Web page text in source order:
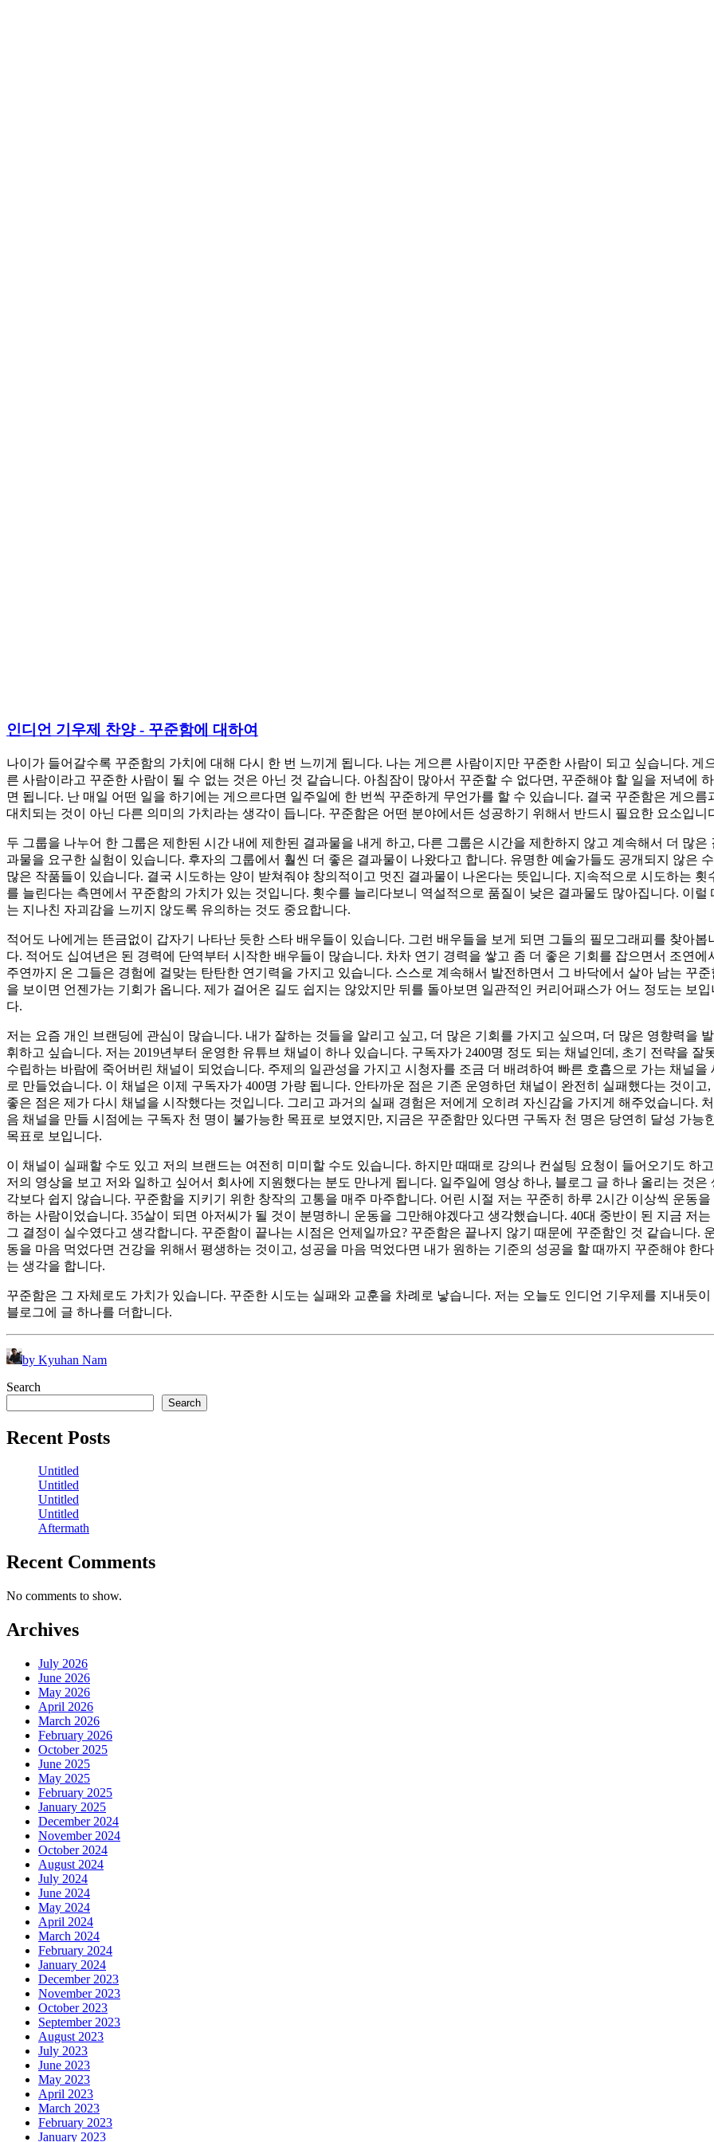
인디언 기우제 찬양 - 꾸준함에 대하여
나이가 들어갈수록 꾸준함의 가치에 대해 다시 한 번 느끼게 됩니다. 나는 게으른 사람이지만 꾸준한 사람이 되고 싶습니다. 게
른 사람이라고 꾸준한 사람이 될 수 없는 것은 아닌 것 같습니다. 아침잠이 많아서 꾸준할 수 없다면, 꾸준해야 할 일을 저녁에 하
면 됩니다. 난 매일 어떤 일을 하기에는 게으르다면 일주일에 한 번씩 꾸준하게 무언가를 할 수 있습니다. 결국 꾸준함은 게으름
대치되는 것이 아닌 다른 의미의 가치라는 생각이 듭니다. 꾸준함은 어떤 분야에서든 성공하기 위해서 반드시 필요한 요소입니
두 그룹을 나누어 한 그룹은 제한된 시간 내에 제한된 결과물을 내게 하고, 다른 그룹은 시간을 제한하지 않고 계속해서 더 많은
과물을 요구한 실험이 있습니다. 후자의 그룹에서 훨씬 더 좋은 결과물이 나왔다고 합니다. 유명한 예술가들도 공개되지 않은 수
많은 작품들이 있습니다. 결국 시도하는 양이 받쳐줘야 창의적이고 멋진 결과물이 나온다는 뜻입니다. 지속적으로 시도하는 횟
를 늘린다는 측면에서 꾸준함의 가치가 있는 것입니다. 횟수를 늘리다보니 역설적으로 품질이 낮은 결과물도 많아집니다. 이럴
는 지나친 자괴감을 느끼지 않도록 유의하는 것도 중요합니다.
적어도 나에게는 뜬금없이 갑자기 나타난 듯한 스타 배우들이 있습니다. 그런 배우들을 보게 되면 그들의 필모그래피를 찾아봅
다. 적어도 십여년은 된 경력에 단역부터 시작한 배우들이 많습니다. 차차 연기 경력을 쌓고 좀 더 좋은 기회를 잡으면서 조연에
주연까지 온 그들은 경험에 걸맞는 탄탄한 연기력을 가지고 있습니다. 스스로 계속해서 발전하면서 그 바닥에서 살아 남는 꾸준
을 보이면 언젠가는 기회가 옵니다. 제가 걸어온 길도 쉽지는 않았지만 뒤를 돌아보면 일관적인 커리어패스가 어느 정도는 보입
다.
저는 요즘 개인 브랜딩에 관심이 많습니다. 내가 잘하는 것들을 알리고 싶고, 더 많은 기회를 가지고 싶으며, 더 많은 영향력을 발
휘하고 싶습니다. 저는 2019년부터 운영한 유튜브 채널이 하나 있습니다. 구독자가 2400명 정도 되는 채널인데, 초기 전략을 잘
수립하는 바람에 죽어버린 채널이 되었습니다. 주제의 일관성을 가지고 시청자를 조금 더 배려하여 빠른 호흡으로 가는 채널을
로 만들었습니다. 이 채널은 이제 구독자가 400명 가량 됩니다. 안타까운 점은 기존 운영하던 채널이 완전히 실패했다는 것이고,
좋은 점은 제가 다시 채널을 시작했다는 것입니다. 그리고 과거의 실패 경험은 저에게 오히려 자신감을 가지게 해주었습니다. 처
음 채널을 만들 시점에는 구독자 천 명이 불가능한 목표로 보였지만, 지금은 꾸준함만 있다면 구독자 천 명은 당연히 달성 가능
목표로 보입니다.
이 채널이 실패할 수도 있고 저의 브랜드는 여전히 미미할 수도 있습니다. 하지만 때때로 강의나 컨설팅 요청이 들어오기도 하
저의 영상을 보고 저와 일하고 싶어서 회사에 지원했다는 분도 만나게 됩니다. 일주일에 영상 하나, 블로그 글 하나 올리는 것은
각보다 쉽지 않습니다. 꾸준함을 지키기 위한 창작의 고통을 매주 마주합니다. 어린 시절 저는 꾸준히 하루 2시간 이상씩 운동을
하는 사람이었습니다. 35살이 되면 아저씨가 될 것이 분명하니 운동을 그만해야겠다고 생각했습니다. 40대 중반이 된 지금 저는
그 결정이 실수였다고 생각합니다. 꾸준함이 끝나는 시점은 언제일까요? 꾸준함은 끝나지 않기 때문에 꾸준함인 것 같습니다.
동을 마음 먹었다면 건강을 위해서 평생하는 것이고, 성공을 마음 먹었다면 내가 원하는 기준의 성공을 할 때까지 꾸준해야 한다
는 생각을 합니다.
꾸준함은 그 자체로도 가치가 있습니다. 꾸준한 시도는 실패와 교훈을 차례로 낳습니다. 저는 오늘도 인디언 기우제를 지내듯이
블로그에 글 하나를 더합니다.
by Kyuhan Nam
Search
Search
Recent Posts
Untitled
Untitled
Untitled
Untitled
Aftermath
Recent Comments
No comments to show.
Archives
July 2026
June 2026
May 2026
April 2026
March 2026
February 2026
October 2025
June 2025
May 2025
February 2025
January 2025
December 2024
November 2024
October 2024
August 2024
July 2024
June 2024
May 2024
April 2024
March 2024
February 2024
January 2024
December 2023
November 2023
October 2023
September 2023
August 2023
July 2023
June 2023
May 2023
April 2023
March 2023
February 2023
January 2023